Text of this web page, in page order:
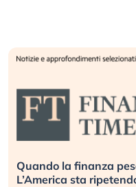
Quando la finanza
L’America sta